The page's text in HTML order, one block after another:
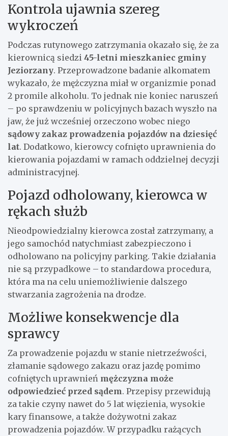
Kontrola ujawnia szereg
wykroczeń
Podczas rutynowego zatrzymania okazało się, że za
kierownicą siedzi 45-letni mieszkaniec gminy
Jeziorzany. Przeprowadzone badanie alkomatem
wykazało, że mężczyzna miał w organizmie ponad
2 promile alkoholu. To jednak nie koniec naruszeń
– po sprawdzeniu w policyjnych bazach wyszło na
jaw, że już wcześniej orzeczono wobec niego
sądowy zakaz prowadzenia pojazdów na dziesięć
lat. Dodatkowo, kierowcy cofnięto uprawnienia do
kierowania pojazdami w ramach oddzielnej decyzji
administracyjnej.
Pojazd odholowany, kierowca w
rękach służb
Nieodpowiedzialny kierowca został zatrzymany, a
jego samochód natychmiast zabezpieczono i
odholowano na policyjny parking. Takie działania
nie są przypadkowe – to standardowa procedura,
która ma na celu uniemożliwienie dalszego
stwarzania zagrożenia na drodze.
Możliwe konsekwencje dla
sprawcy
Za prowadzenie pojazdu w stanie nietrzeźwości,
złamanie sądowego zakazu oraz jazdę pomimo
cofniętych uprawnień mężczyzna może
odpowiedzieć przed sądem. Przepisy przewidują
za takie czyny nawet do 5 lat więzienia, wysokie
kary finansowe, a także dożywotni zakaz
prowadzenia pojazdów. W przypadku rażących